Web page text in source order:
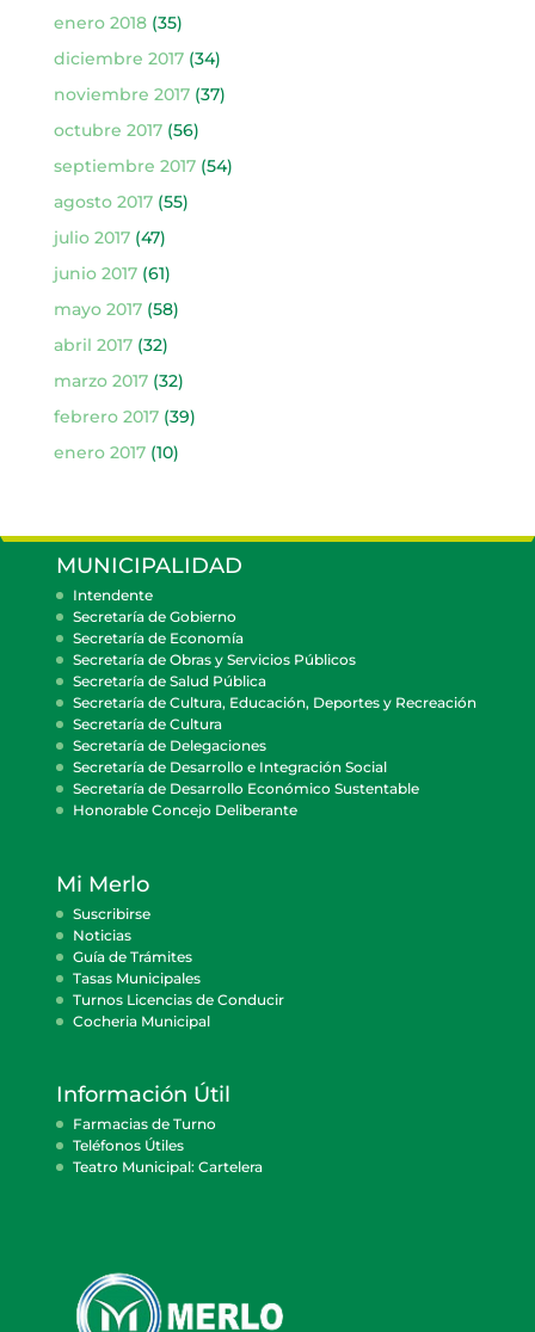
enero 2018(35)
diciembre 2017(34)
noviembre 2017(37)
octubre 2017(56)
septiembre 2017(54)
agosto 2017(55)
julio 2017(47)
junio 2017(61)
mayo 2017(58)
abril 2017(32)
marzo 2017(32)
febrero 2017(39)
enero 2017(10)
MUNICIPALIDAD
Intendente
Secretaría de Gobierno
Secretaría de Economía
Secretaría de Obras y Servicios Públicos
Secretaría de Salud Pública
Secretaría de Cultura, Educación, Deportes y Recreación
Secretaría de Cultura
Secretaría de Delegaciones
Secretaría de Desarrollo e Integración Social
Secretaría de Desarrollo Económico Sustentable
Honorable Concejo Deliberante
Mi Merlo
Suscribirse
Noticias
Guía de Trámites
Tasas Municipales
Turnos Licencias de Conducir
Cocheria Municipal
Información Útil
Farmacias de Turno
Teléfonos Útiles
Teatro Municipal: Cartelera